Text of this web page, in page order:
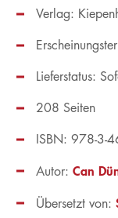
Verlag:
Übersetzt von:
Lieferstatus:
ISBN: 978-3-
208 Seiten
Autor: Can